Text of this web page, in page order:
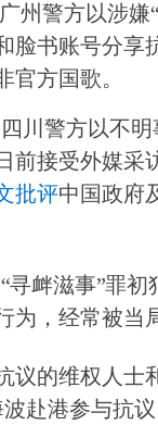
州警方以涉嫌
脸书账号分享
官方国歌。
川警方以不明
前接受外媒采
批评中国政府
寻衅滋事”罪
为，经常被当
议的维权人士
赴港参与抗